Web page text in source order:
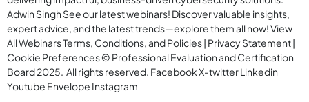
Adwin Singh See our latest webinars! Discover valuable insights,
expert advice, and the latest trends—explore them all now! View
All Webinars Terms, Conditions, and Policies | Privacy Statement |
Cookie Preferences © Professional Evaluation and Certification
Board 2025. All rights reserved. Facebook X-twitter Linkedin
Youtube Envelope Instagram